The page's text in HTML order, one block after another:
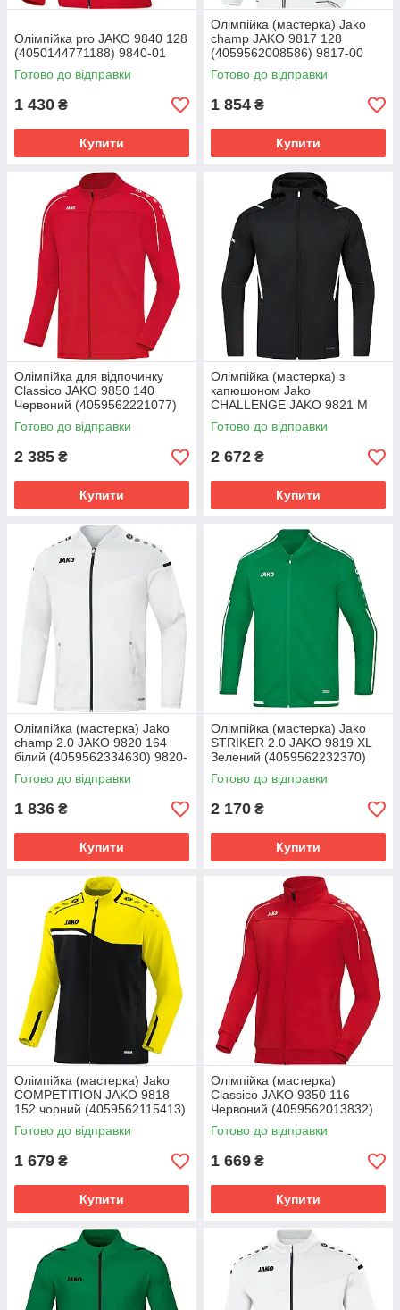
Олімпійка pro JAKO 9840 128
(4050144771188) 9840-01
Готово до відправки
1 430 ₴
Купити
Олімпійка (мастерка) Jako
champ JAKO 9817 128
(4059562008586) 9817-00
Готово до відправки
1 854 ₴
Купити
Олімпійка для відпочинку
Classico JAKO 9850 140
Червоний (4059562221077)
9850-01
Готово до відправки
2 385 ₴
Купити
Олімпійка (мастерка) з
капюшоном Jako
CHALLENGE JAKO 9821 M
чорний (4059562469387)
9821-501
Готово до відправки
2 672 ₴
Купити
Олімпійка (мастерка) Jako
champ 2.0 JAKO 9820 164
білий (4059562334630) 9820-
00
Готово до відправки
1 836 ₴
Купити
Олімпійка (мастерка) Jako
STRIKER 2.0 JAKO 9819 XL
Зелений (4059562232370)
9819-06
Готово до відправки
2 170 ₴
Купити
Олімпійка (мастерка) Jako
COMPETITION JAKO 9818
152 чорний (4059562115413)
9818-03
Готово до відправки
1 679 ₴
Купити
Олімпійка (мастерка)
Classico JAKO 9350 116
Червоний (4059562013832)
9350-01
Готово до відправки
1 669 ₴
Купити